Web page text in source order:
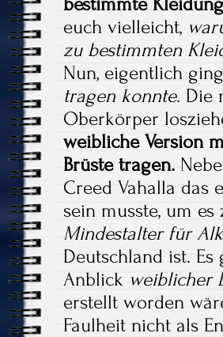
euch vielleicht,
zu bestimmten
Nun, eigentlich
tragen konnte. Die
Oberkörper
weibliche Version
Brüste tragen.
Creed Vahalla das
sein musste, um
Mindestalter für
Deutschland ist.
Anblick weiblicher
erstellt worden
Faulheit nicht als